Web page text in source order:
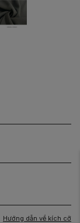
Hướng dẫn về kích cỡ